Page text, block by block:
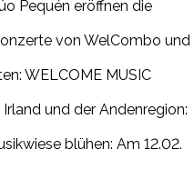
Pequén eröffnen die
von WelCombo und
WELCOME MUSIC
und der Andenregion:
blühen: Am 12.02.